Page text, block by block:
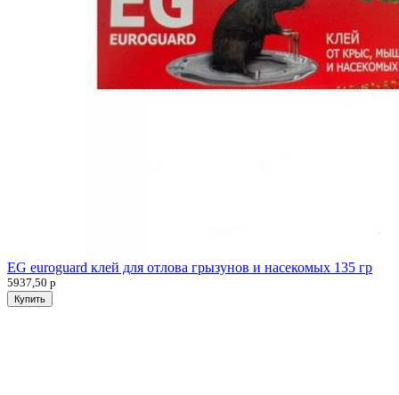
EG euroguard клей для отлова грызунов и насекомых 135 гр
5937,50 р